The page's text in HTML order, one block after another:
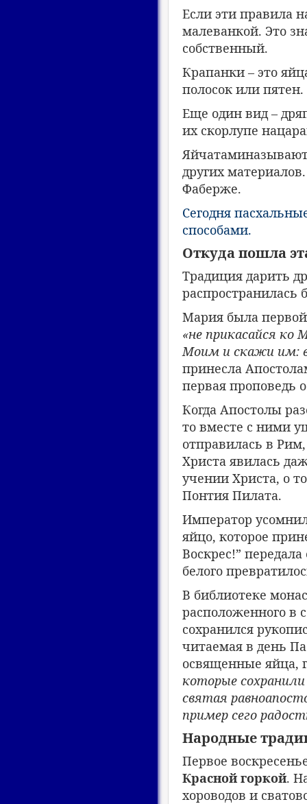
Если эти правила
малеванкой. Это
собственный.
Крапанки – это
полосок или пятен.
Еще один вид –
их скорлупе
других
Фаберже.
Сегодня
способами.
Откуда пошла
Традиция дарить
распространилась
Мария была
«не прикасайся
Моим и скажи им:
принесла
первая проповедь
Когда Апостолы
то вместе с ними
отправилась в
Христа явилась
учении Христа, о
Понтия Пилата.
Император
яйцо, которое
Воскрес!”
белого
В библиотеке
расположенного в
сохранился
читаемая в день
освященные яйца,
которые
святая
пример сего
Народные
Первое
Красной горкой.
хороводов и